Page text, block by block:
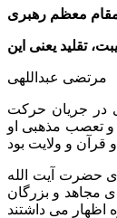
مقام معظم رهبری
مرتضی عبداللهی
در جریان حرکت
و تعصب مذهبی او
حضرت آیت الله
مجاهد و بزرگان